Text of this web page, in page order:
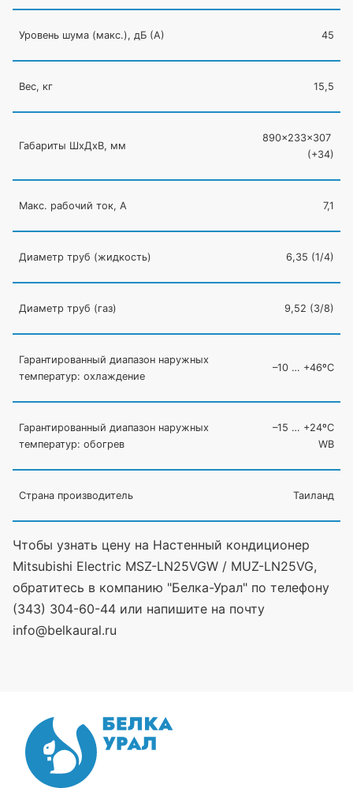
Уровень шума (макс.), дБ (А) 45
Вес, кг 15,5
Габариты ШхДхВ, мм
890×233×307
(+34)
Макс. рабочий ток, А 7,1
Диаметр труб (жидкость) 6,35 (1/4)
Диаметр труб (газ) 9,52 (3/8)
Гарантированный диапазон наружных
температур: охлаждение
–10 … +46ºC
Гарантированный диапазон наружных
температур: обогрев
–15 … +24ºC
WB
Страна производитель Таиланд
Чтобы узнать цену на Настенный кондиционер
Mitsubishi Electric MSZ-LN25VGW / MUZ-LN25VG,
обратитесь в компанию "Белка-Урал" по телефону
(343) 304-60-44 или напишите на почту
info@belkaural.ru